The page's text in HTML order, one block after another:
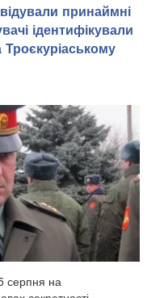
принаймні
ідентифікували
серпня на